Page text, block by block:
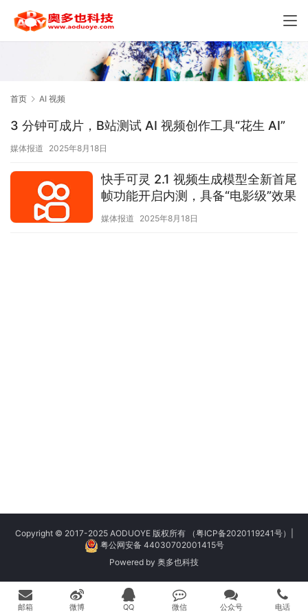
首页 AI 视频
3 分钟可成片，B站测试 AI 视频创作工具“花生 AI”
媒体报道 2025年8月18日
快手可灵 2.1 视频生成模型全新首尾
帧功能开启内测，具备“电影级”效果
媒体报道 2025年8月18日
Copyright © 2017-2025 AODUOYE 版权所有 （粤ICP备2020119241号）
粤公网安备 44030702001415号
Powered by 奥多也科技
邮箱 微博 QQ 微信 公众号 电话